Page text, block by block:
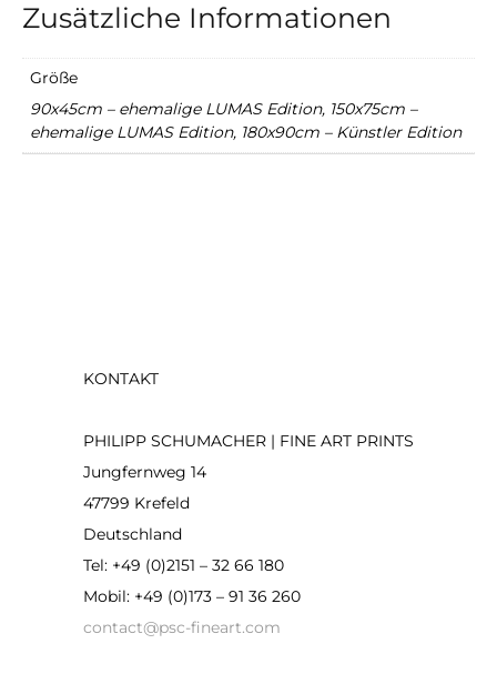
Zusätzliche Informationen
Größe
90x45cm – ehemalige LUMAS Edition, 150x75cm –
ehemalige LUMAS Edition, 180x90cm – Künstler Edition
KONTAKT
PHILIPP SCHUMACHER | FINE ART PRINTS
Jungfernweg 14
47799 Krefeld
Deutschland
Tel: +49 (0)2151 – 32 66 180
Mobil: +49 (0)173 – 91 36 260
contact@psc-fineart.com